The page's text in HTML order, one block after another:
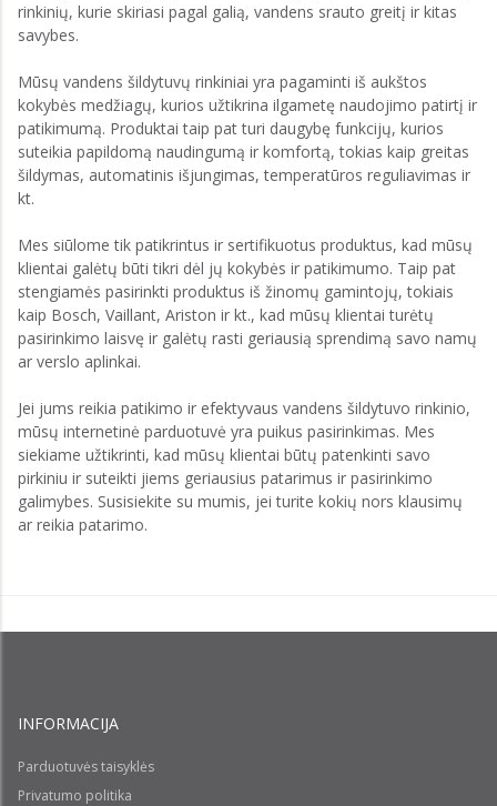
rinkinių, kurie skiriasi pagal galią, vandens srauto greitį ir kitas
savybes.
Mūsų vandens šildytuvų rinkiniai yra pagaminti iš aukštos
kokybės medžiagų, kurios užtikrina ilgametę naudojimo patirtį ir
patikimumą. Produktai taip pat turi daugybę funkcijų, kurios
suteikia papildomą naudingumą ir komfortą, tokias kaip greitas
šildymas, automatinis išjungimas, temperatūros reguliavimas ir
kt.
Mes siūlome tik patikrintus ir sertifikuotus produktus, kad mūsų
klientai galėtų būti tikri dėl jų kokybės ir patikimumo. Taip pat
stengiamės pasirinkti produktus iš žinomų gamintojų, tokiais
kaip Bosch, Vaillant, Ariston ir kt., kad mūsų klientai turėtų
pasirinkimo laisvę ir galėtų rasti geriausią sprendimą savo namų
ar verslo aplinkai.
Jei jums reikia patikimo ir efektyvaus vandens šildytuvo rinkinio,
mūsų internetinė parduotuvė yra puikus pasirinkimas. Mes
siekiame užtikrinti, kad mūsų klientai būtų patenkinti savo
pirkiniu ir suteikti jiems geriausius patarimus ir pasirinkimo
galimybes. Susisiekite su mumis, jei turite kokių nors klausimų
ar reikia patarimo.
INFORMACIJA
Parduotuvės taisyklės
Privatumo politika